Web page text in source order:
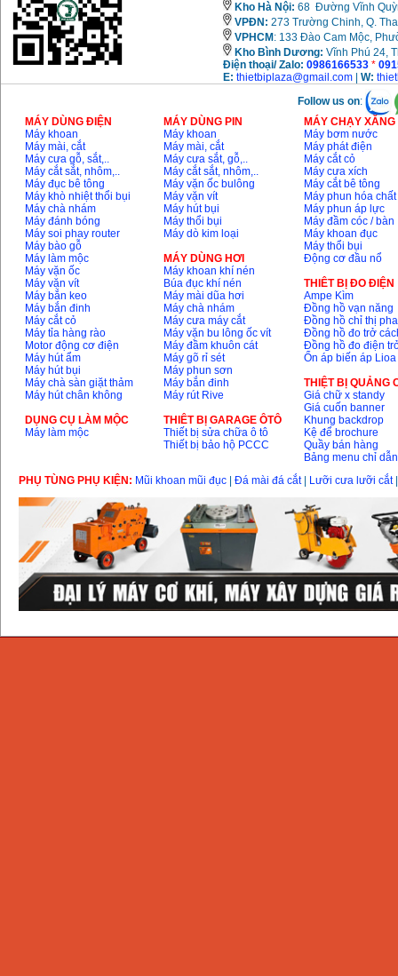
Kho Hà Nội: 68 Đường Vĩnh
VPĐN: 273 Trường Chinh, Q.
VPHCM : 133 Đào Cam Mộc,
Kho Bình Dương: Vĩnh Phú 24,
Điện thoại/ Zalo: 0986166533 *
E: thietbiplaza@gmail.com W:
Follow us on:
MÁY DÙNG ĐIỆN
Máy khoan
Máy mài, cắt
Máy cưa gỗ, sắt,..
Máy cắt sắt, nhôm,..
Máy đục bê tông
Máy khò nhiệt thổi bụi
Máy chà nhám
Máy đánh bóng
Máy soi phay router
Máy bào gỗ
Máy làm mộc
Máy vặn ốc
Máy vặn vít
Máy bắn keo
Máy bắn đinh
Máy cắt cỏ
Máy tỉa hàng rào
Motor động cơ điện
Máy hút ẩm
Máy hút bụi
Máy chà sàn giặt thảm
Máy hút chân không
DỤNG CỤ LÀM MỘC
Máy làm mộc
MÁY DÙNG PIN
Máy khoan
Máy mài, cắt
Máy cưa sắt, gỗ,..
Máy cắt sắt, nhôm,..
Máy vặn ốc bulông
Máy vặn vít
Máy hút bụi
Máy thổi bụi
Máy dò kim loại
MÁY DÙNG HƠI
Máy khoan khí nén
Búa đục khí nén
Máy mài dũa hơi
Máy chà nhám
Máy cưa máy cắt
Máy vặn bu lông ốc vít
Máy đầm khuôn cát
Máy gõ rỉ sét
Máy phun sơn
Máy bắn đinh
Máy rút Rive
THIÊT BỊ GARAGE ÔTÔ
Thiết bị sửa chữa ô tô
Thiết bị bảo hộ PCCC
MÁY CHẠY
Máy bơm nước
Máy phát điện
Máy cắt cỏ
Máy cưa xích
Máy cắt bê tông
Máy phun hóa chất
Máy phun áp lực
Máy đầm cóc / bàn
Máy khoan đục
Máy thổi bụi
Động cơ đầu nổ
THIÊT BỊ ĐO ĐIỆN
Ampe Kìm
Đồng hồ vạn năng
Đồng hồ chỉ thị pha
Đồng hồ đo trở
Đồng hồ đo điện
Ổn áp biến áp Lioa
THIỆT BỊ QUẢNG
Giá chữ x standy
Giá cuốn banner
Khung backdrop
Kệ để brochure
Quầy bán hàng
Bảng menu chỉ dẫn
PHỤ TÙNG PHỤ KIỆN: Mũi khoan mũi đục Đá mài đá cắt| Lưỡi cưa lưỡi cắt